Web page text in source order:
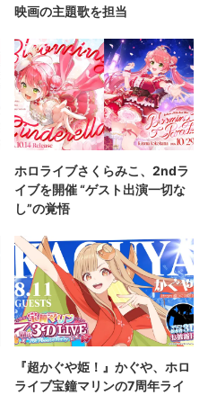
映画の主題歌を担当
ホロライブさくらみこ、2ndラ
イブを開催 “ゲスト出演一切な
し”の覚悟
『超かぐや姫！』かぐや、ホロ
ライブ宝鐘マリンの7周年ライ